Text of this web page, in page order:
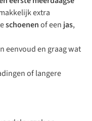
extra
schoenenof een jas,
eenvoud en graag wat
of langere